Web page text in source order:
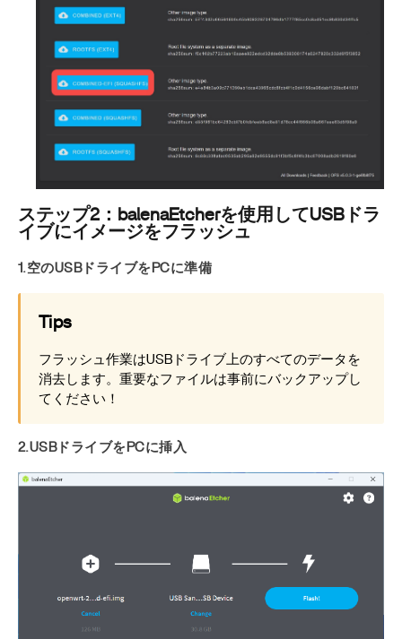
ステップ2：balenaEtcherを使用してUSBドラ
イブにイメージをフラッシュ
1.空のUSBドライブをPCに準備
Tips
フラッシュ作業はUSBドライブ上のすべてのデータを
消去します。重要なファイルは事前にバックアップし
てください！
2.USBドライブをPCに挿入